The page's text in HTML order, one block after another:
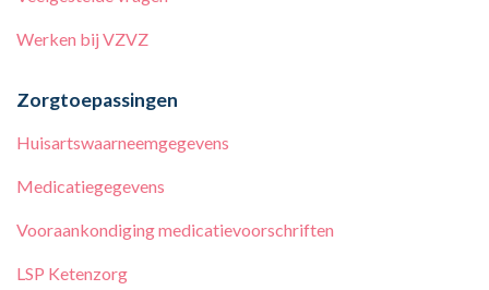
Werken bij VZVZ
Zorgtoepassingen
Huisartswaarneemgegevens
Medicatiegegevens
Vooraankondiging medicatievoorschriften
LSP Ketenzorg